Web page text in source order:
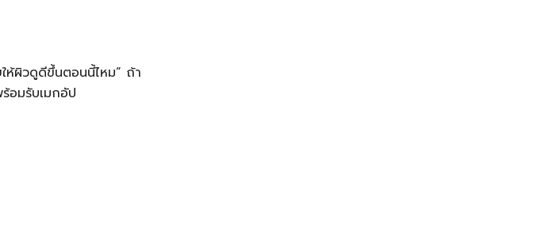
ห้ผิวดูดีขึ้นตอนนี้ไหม” ถ้า
อมรับเมกอัป